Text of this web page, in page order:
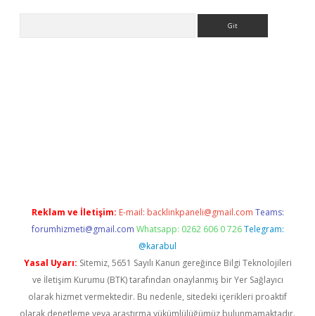
Reklam ve İletişim: E-mail: backlinkpaneli@gmail.com Teams:
forumhizmeti@gmail.com Whatsapp: 0262 606 0 726 Telegram:
@karabul
Yasal Uyarı: Sitemiz, 5651 Sayılı Kanun gereğince Bilgi Teknolojileri
ve İletişim Kurumu (BTK) tarafından onaylanmış bir Yer Sağlayıcı
olarak hizmet vermektedir. Bu nedenle, sitedeki içerikleri proaktif
olarak denetleme veya araştırma yükümlülüğümüz bulunmamaktadır.